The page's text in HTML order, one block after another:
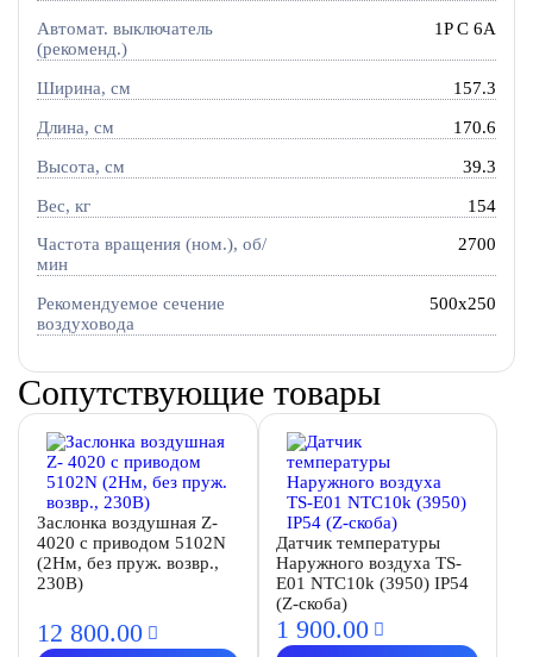
Автомат. выключатель
(рекоменд.)
1P C 6A
Ширина, см 157.3
Длина, см 170.6
Высота, см 39.3
Вес, кг 154
Частота вращения (ном.), об/
мин
2700
Рекомендуемое сечение
воздуховода
500x250
Сопутствующие товары
Заслонка воздушная Z-
4020 с приводом 5102N
(2Нм, без пруж. возвр.,
230В)
12 800.00
Датчик температуры
Наружного воздуха TS-
E01 NTC10k (3950) IP54
(Z-скоба)
1 900.00